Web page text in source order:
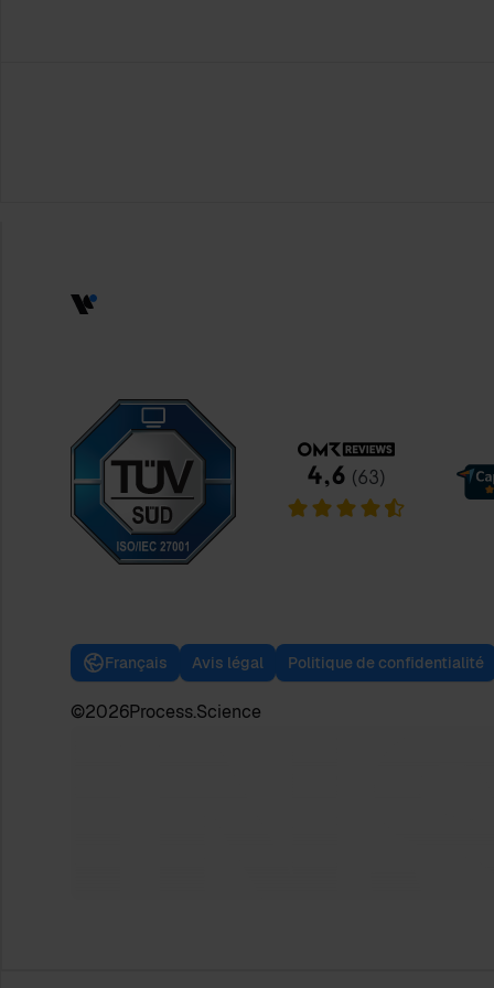
Français Avis légal Politique de confidentialité
©2026Process.Science